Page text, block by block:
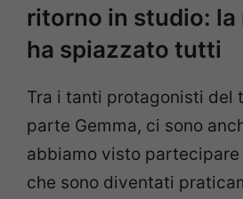
ritorno in studio:
ha spiazzato tutti
Tra i tanti protagonisti del
parte Gemma, ci sono
abbiamo visto partecipare
che sono diventati